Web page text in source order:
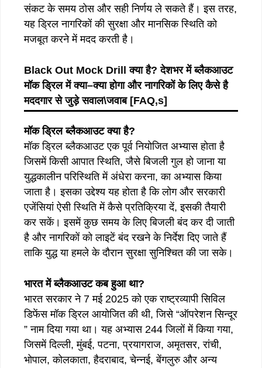
संकट के समय ठोस और सही निर्णय ले सकते हैं। इस तरह,
यह ड्रिल नागरिकों की सुरक्षा और मानसिक स्थिति को
मजबूत करने में मदद करती है।
Black Out Mock Drillक्या है?देशभर में ब्लैकआउट
मॉक ड्रिल में क्या–क्या होगा और नागरिकों के लिए कैसे है
मददगार से जुड़े सवाल\जवाब [FAQ,s]
मॉक ड्रिल ब्लैकआउट क्या है?
मॉक ड्रिल ब्लैकआउट एक पूर्व नियोजित अभ्यास होता है
जिसमें किसी आपात स्थिति, जैसे बिजली गुल हो जाना या
युद्धकालीन परिस्थिति में अंधेरा करना, का अभ्यास किया
जाता है। इसका उद्देश्य यह होता है कि लोग और सरकारी
एजेंसियां ऐसी स्थिति में कैसे प्रतिक्रिया दें, इसकी तैयारी
कर सकें। इसमें कुछ समय के लिए बिजली बंद कर दी जाती
है और नागरिकों को लाइटें बंद रखने के निर्देश दिए जाते हैं
ताकि युद्ध या हमले के दौरान सुरक्षा सुनिश्चित की जा सके।
भारत में ब्लैकआउट कब हुआ था?
भारत सरकार ने 7 मई 2025 को एक राष्ट्रव्यापी सिविल
डिफेंस मॉक ड्रिल आयोजित की थी, जिसे “ऑपरेशन सिन्दूर
” नाम दिया गया था। यह अभ्यास 244 जिलों में किया गया,
जिसमें दिल्ली, मुंबई, पटना, प्रयागराज, अमृतसर, रांची,
भोपाल, कोलकाता, हैदराबाद, चेन्नई, बेंगलुरु और अन्य